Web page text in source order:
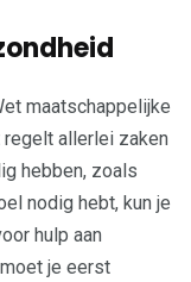
maatschappelijke
allerlei zaken
hebben, zoals
nodig hebt, kun je
hulp aan
je eerst